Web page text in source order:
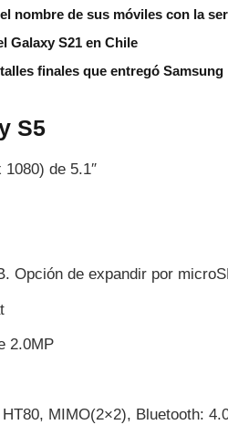
nombre de sus móviles con la
Galaxy S21 en Chile
finales que entregó Samsung
S5
de 5.1″
Opción de expandir por
2.0MP
MIMO(2×2), Bluetooth: